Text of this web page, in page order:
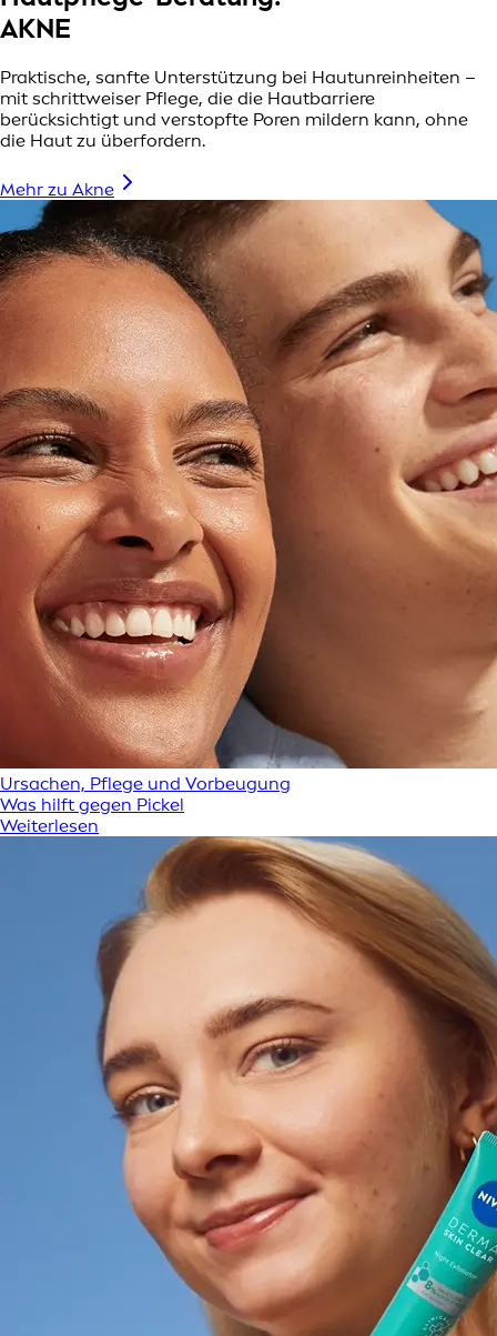
AKNE
Praktische, sanfte Unterstützung bei Hautunreinheiten –
mit schrittweiser Pflege, die die Hautbarriere
berücksichtigt und verstopfte Poren mildern kann, ohne
die Haut zu überfordern.
Mehr zu Akne
Ursachen, Pflege und Vorbeugung
Was hilft gegen Pickel
Weiterlesen